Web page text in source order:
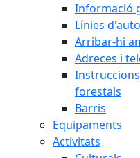
Informació
Línies
Arribar-hi
Adreces i
forestals
Barris
Equipaments
Activitats